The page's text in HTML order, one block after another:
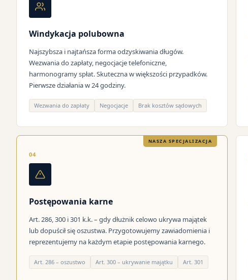
Windykacja polubowna
Najszybsza i najtańsza forma odzyskiwania długów.
Wezwania do zapłaty, negocjacje telefoniczne,
harmonogramy spłat. Skuteczna w większości przypadków.
Pierwsze działania w 24 godziny.
Wezwania do zapłaty Negocjacje Brak kosztów sądowych
NASZA SPECJALIZACJA
04
Postępowania karne
Art. 286, 300 i 301 k.k. – gdy dłużnik celowo ukrywa majątek
lub dopuścił się oszustwa. Przygotowujemy zawiadomienia i
reprezentujemy na każdym etapie postępowania karnego.
Art. 286 – oszustwo Art. 300 – ukrywanie majątku Art. 301